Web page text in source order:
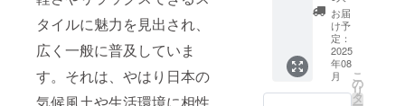
タイルに魅力を見出され、
広く一般に普及していま
す。それは、やはり日本の
仕様の
ステテ
コ】
ビーチ
ステテ
コ ベー
ジュ
お届
け予
定：
2025
年08
月
こ
の
リ
タ